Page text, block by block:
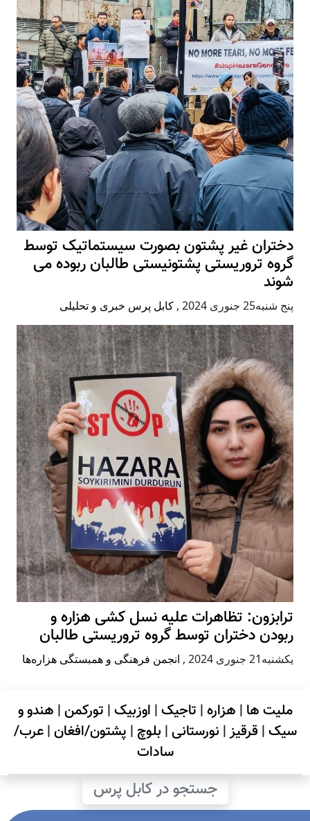
غیر پشتون بصورت سیستماتیک توسط
تروریستی پشتونیستی طالبان ربوده می
2024
, کابل پرس خبری و تحلیلی
تظاهرات علیه نسل کشی هزاره و
دختران توسط گروه تروریستی طالبان
, انجمن فرهنگی و همبستگی هزاره‌ها
ها|هزاره |تاجیک |اوزبیک|تورکمن|هندو و
|قرقیز|نورستانی|بلوچ| پشتون/افغان|عرب/
سادات
جستجو در کابل پرس